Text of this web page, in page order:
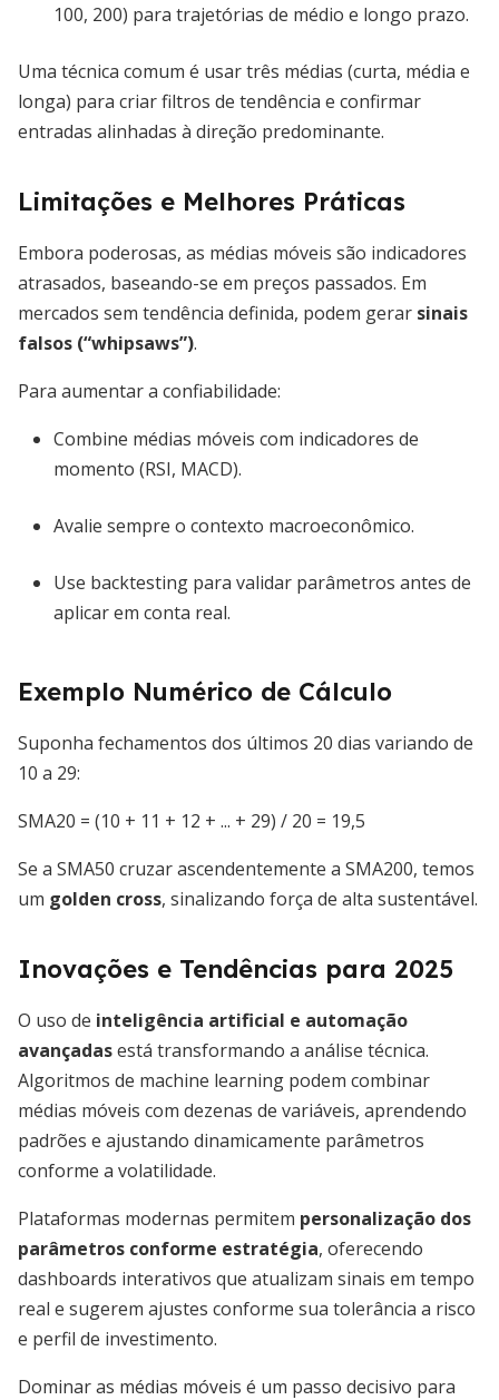
100, 200) para trajetórias de médio e longo prazo.
Uma técnica comum é usar três médias (curta, média e
longa) para criar filtros de tendência e confirmar
entradas alinhadas à direção predominante.
Limitações e Melhores Práticas
Embora poderosas, as médias móveis são indicadores
atrasados, baseando-se em preços passados. Em
mercados sem tendência definida, podem gerar sinais
falsos (“whipsaws”).
Para aumentar a confiabilidade:
Combine médias móveis com indicadores de
momento (RSI, MACD).
Avalie sempre o contexto macroeconômico.
Use backtesting para validar parâmetros antes de
aplicar em conta real.
Exemplo Numérico de Cálculo
Suponha fechamentos dos últimos 20 dias variando de
10 a 29:
SMA20 = (10 + 11 + 12 + ... + 29) / 20 = 19,5
Se a SMA50 cruzar ascendentemente a SMA200, temos
um golden cross, sinalizando força de alta sustentável.
Inovações e Tendências para 2025
O uso de inteligência artificial e automação
avançadasestá transformando a análise técnica.
Algoritmos de machine learning podem combinar
médias móveis com dezenas de variáveis, aprendendo
padrões e ajustando dinamicamente parâmetros
conforme a volatilidade.
Plataformas modernas permitem personalização dos
parâmetros conforme estratégia, oferecendo
dashboards interativos que atualizam sinais em tempo
real e sugerem ajustes conforme sua tolerância a risco
e perfil de investimento.
Dominar as médias móveis é um passo decisivo para